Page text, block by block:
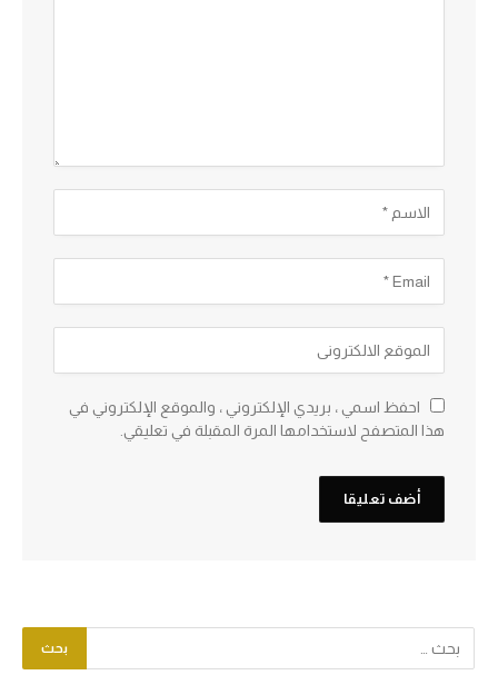
احفظ اسمي ، بريدي الإلكتروني ، والموقع الإلكتروني في
هذا المتصفح لاستخدامها المرة المقبلة في تعليقي.